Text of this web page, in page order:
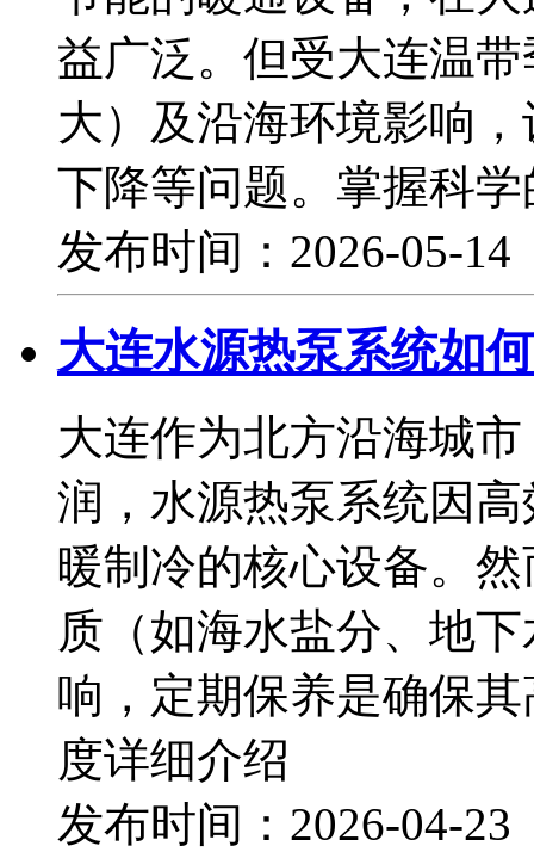
益广泛。但受大连温
大）及沿海环境影响
下降等问题。掌握科
发布时间：2026-05-
大连水源热泵系统如
大连作为北方沿海城
润，水源热泵系统因
暖制冷的核心设备。
质（如海水盐分、地
响，定期保养是确保
度详细介绍
发布时间：2026-04-